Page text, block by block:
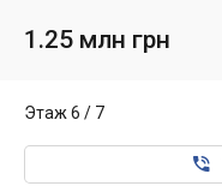
1.25 млн грн
Этаж 6 / 7
